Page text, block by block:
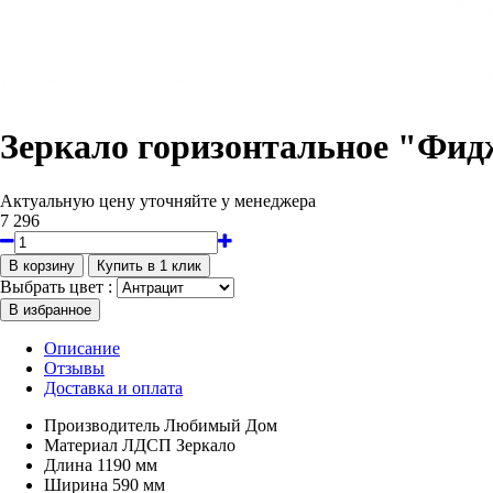
Зеркало горизонтальное
Актуальную цену уточняйте у менеджера
7 296
Выбрать цвет :
Описание
Отзывы
Доставка и оплата
Производитель Любимый Дом
Материал ЛДСП Зеркало
Длина 1190 мм
Ширина 590 мм